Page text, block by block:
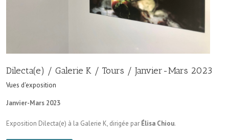
Dilecta(e) / Galerie K / Tours / Janvier-Mars 2023
Vues d'exposition
Janvier-Mars 2023
Exposition Dilecta(e) à la Galerie K, dirigée par Élisa Chiou.